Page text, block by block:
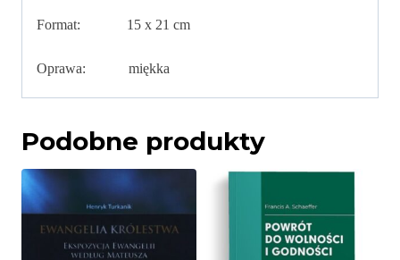
Format: 15 x 21 cm
Oprawa: miękka
Podobne produkty